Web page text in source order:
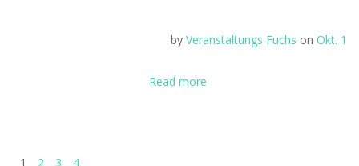
by Veranstaltungs Fuchs on Okt. 1
Read more
Page
1 Page
2 Page
3 Page
4